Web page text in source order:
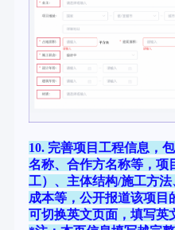
10. 完善项目工程信息，
名称、合作方名称等，项
工）、主体结构/施工方
成本等，公开报道该项目
可切换英文页面，填写英